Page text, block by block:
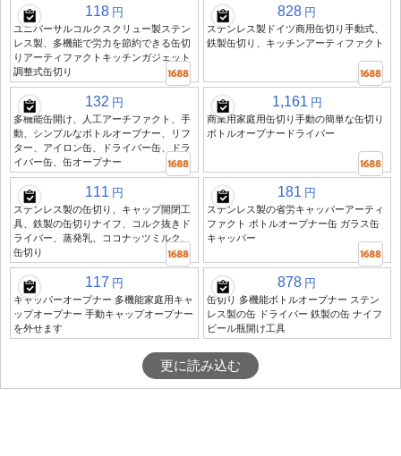
118 円
ユニバーサルコルクスクリュー製ステン
レス製、多機能で労力を節約できる缶切
りアーティファクトキッチンガジェット
調整式缶切り
828 円
ステンレス製ドイツ商用缶切り手動式、
鉄製缶切り、キッチンアーティファクト
132 円
多機能缶開け、人工アーチファクト、手
動、シンプルなボトルオープナー、リフ
ター、アイロン缶、ドライバー缶、ドラ
イバー缶、缶オープナー
1,161 円
商業用家庭用缶切り手動の簡単な缶切り
ボトルオープナードライバー
111 円
ステンレス製の缶切り、キャップ開閉工
具、鉄製の缶切りナイフ、コルク抜きド
ライバー、蒸発乳、ココナッツミルク、
缶切り
181 円
ステンレス製の省労キャッパーアーティ
ファクト ボトルオープナー缶 ガラス缶
キャッパー
117 円
キャッパーオープナー 多機能家庭用キャ
ップオープナー 手動キャップオープナー
を外せます
878 円
缶切り 多機能ボトルオープナー ステン
レス製の缶 ドライバー 鉄製の缶 ナイフ
ビール瓶開け工具
更に読み込む